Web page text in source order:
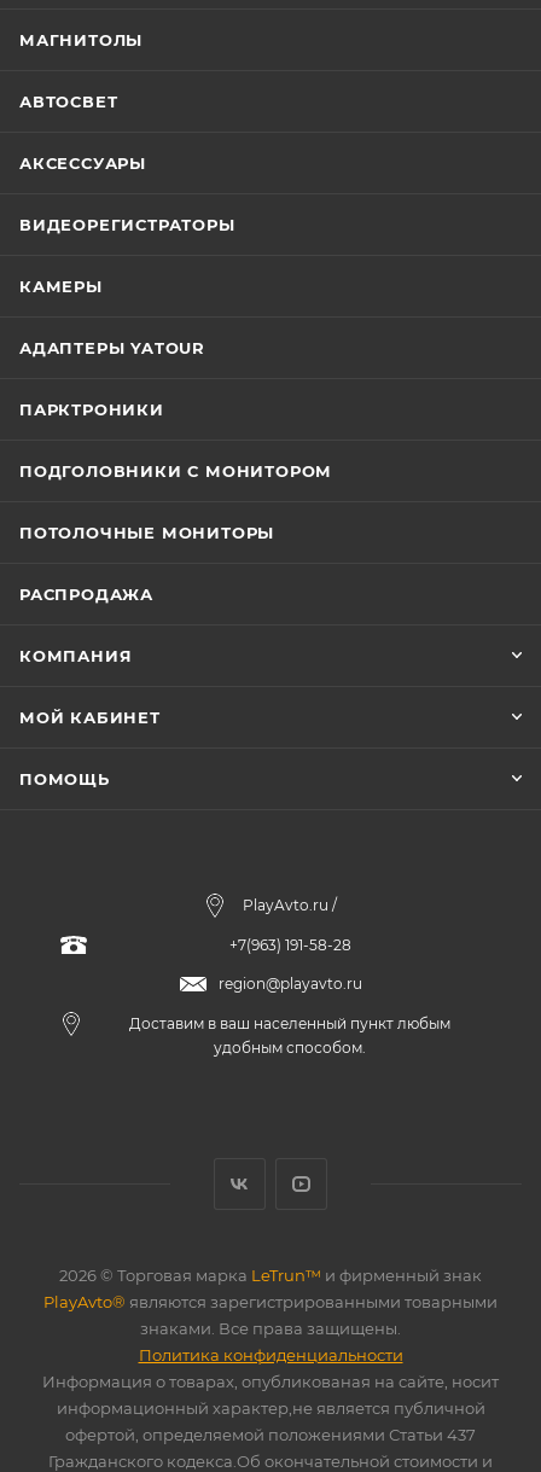
МАГНИТОЛЫ
АВТОСВЕТ
АКСЕССУАРЫ
ВИДЕОРЕГИСТРАТОРЫ
КАМЕРЫ
АДАПТЕРЫ YATOUR
ПАРКТРОНИКИ
ПОДГОЛОВНИКИ С МОНИТОРОМ
ПОТОЛОЧНЫЕ МОНИТОРЫ
РАСПРОДАЖА
КОМПАНИЯ
МОЙ КАБИНЕТ
ПОМОЩЬ
PlayAvto.ru /
+7(963) 191-58-28
region@playavto.ru
Доставим в ваш населенный пункт любым
удобным способом.
2026 © Торговая марка LeTrun™ и фирменный знак
PlayAvto® являются зарегистрированными товарными
знаками. Все права защищены.
Политика конфиденциальности
Информация о товарах, опубликованая на сайте, носит
информационный характер,не является публичной
офертой, определяемой положениями Статьи 437
Гражданского кодекса.Об окончательной стоимости и